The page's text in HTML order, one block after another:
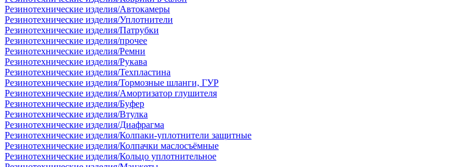
Резинотехнические изделия/Автокамеры
Резинотехнические изделия/Уплотнители
Резинотехнические изделия/Патрубки
Резинотехнические изделия/прочее
Резинотехнические изделия/Ремни
Резинотехнические изделия/Рукава
Резинотехнические изделия/Техпластина
Резинотехнические изделия/Тормозные шланги, ГУР
Резинотехнические изделия/Амортизатор глушителя
Резинотехнические изделия/Буфер
Резинотехнические изделия/Втулка
Резинотехнические изделия/Диафрагма
Резинотехнические изделия/Колпаки-уплотнители защитные
Резинотехнические изделия/Колпачки маслосъёмные
Резинотехнические изделия/Кольцо уплотнительное